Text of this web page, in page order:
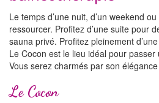
Le temps d’une nuit, d’un weekend
ressourcer. Profitez d’une suite pour
sauna privé. Profitez pleinement
Le Cocon est le lieu idéal pour
Vous serez charmés par son
Le Cocon